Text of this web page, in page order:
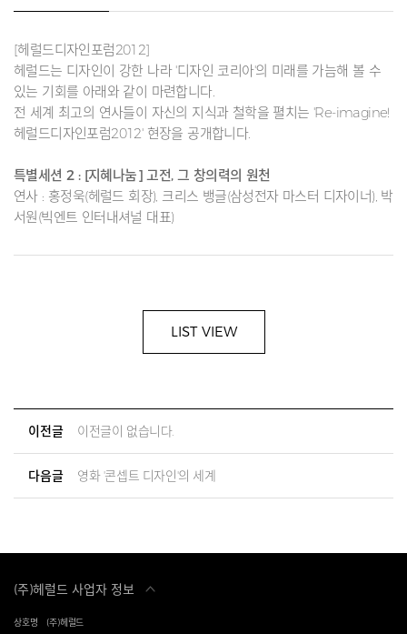
[헤럴드디자인포럼2012]
헤럴드는 디자인이 강한 나라 '디자인 코리아'의 미래를 가늠해 볼 수
있는 기회를 아래와 같이 마련합니다.
전 세계 최고의 연사들이 자신의 지식과 철학을 펼치는 'Re-imagine!
헤럴드디자인포럼2012' 현장을 공개합니다.
특별세션 2 : [지혜나눔] 고전, 그 창의력의 원천
연사 : 홍정욱(헤럴드 회장), 크리스 뱅글(삼성전자 마스터 디자이너), 박
서원(빅엔트 인터내셔널 대표)
LIST VIEW
이전글 이전글이 없습니다.
다음글 영화 '콘셉트 디자인'의 세계
(주)헤럴드 사업자 정보
상호명 (주)헤럴드